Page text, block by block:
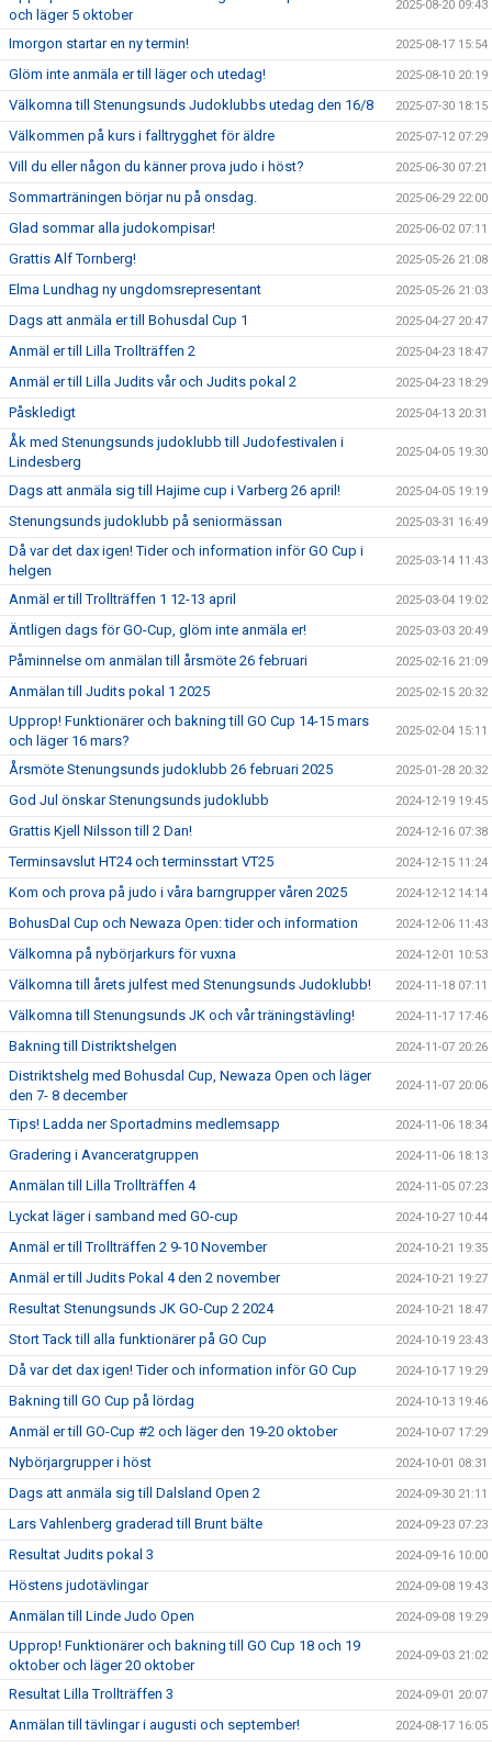
och läger 5 oktober
2025-08-20 09:43
Imorgon startar en ny termin! 2025-08-17 15:54
Glöm inte anmäla er till läger och utedag! 2025-08-10 20:19
Välkomna till Stenungsunds Judoklubbs utedag den 16/8 2025-07-30 18:15
Välkommen på kurs i falltrygghet för äldre 2025-07-12 07:29
Vill du eller någon du känner prova judo i höst? 2025-06-30 07:21
Sommarträningen börjar nu på onsdag. 2025-06-29 22:00
Glad sommar alla judokompisar! 2025-06-02 07:11
Grattis Alf Tornberg! 2025-05-26 21:08
Elma Lundhag ny ungdomsrepresentant 2025-05-26 21:03
Dags att anmäla er till Bohusdal Cup 1 2025-04-27 20:47
Anmäl er till Lilla Trollträffen 2 2025-04-23 18:47
Anmäl er till Lilla Judits vår och Judits pokal 2 2025-04-23 18:29
Påskledigt 2025-04-13 20:31
Åk med Stenungsunds judoklubb till Judofestivalen i
Lindesberg
2025-04-05 19:30
Dags att anmäla sig till Hajime cup i Varberg 26 april! 2025-04-05 19:19
Stenungsunds judoklubb på seniormässan 2025-03-31 16:49
Då var det dax igen! Tider och information inför GO Cup i
helgen
2025-03-14 11:43
Anmäl er till Trollträffen 1 12-13 april 2025-03-04 19:02
Äntligen dags för GO-Cup, glöm inte anmäla er! 2025-03-03 20:49
Påminnelse om anmälan till årsmöte 26 februari 2025-02-16 21:09
Anmälan till Judits pokal 1 2025 2025-02-15 20:32
Upprop! Funktionärer och bakning till GO Cup 14-15 mars
och läger 16 mars?
2025-02-04 15:11
Årsmöte Stenungsunds judoklubb 26 februari 2025 2025-01-28 20:32
God Jul önskar Stenungsunds judoklubb 2024-12-19 19:45
Grattis Kjell Nilsson till 2 Dan! 2024-12-16 07:38
Terminsavslut HT24 och terminsstart VT25 2024-12-15 11:24
Kom och prova på judo i våra barngrupper våren 2025 2024-12-12 14:14
BohusDal Cup och Newaza Open: tider och information 2024-12-06 11:43
Välkomna på nybörjarkurs för vuxna 2024-12-01 10:53
Välkomna till årets julfest med Stenungsunds Judoklubb! 2024-11-18 07:11
Välkomna till Stenungsunds JK och vår träningstävling! 2024-11-17 17:46
Bakning till Distriktshelgen 2024-11-07 20:26
Distriktshelg med Bohusdal Cup, Newaza Open och läger
den 7- 8 december
2024-11-07 20:06
Tips! Ladda ner Sportadmins medlemsapp 2024-11-06 18:34
Gradering i Avanceratgruppen 2024-11-06 18:13
Anmälan till Lilla Trollträffen 4 2024-11-05 07:23
Lyckat läger i samband med GO-cup 2024-10-27 10:44
Anmäl er till Trollträffen 2 9-10 November 2024-10-21 19:35
Anmäl er till Judits Pokal 4 den 2 november 2024-10-21 19:27
Resultat Stenungsunds JK GO-Cup 2 2024 2024-10-21 18:47
Stort Tack till alla funktionärer på GO Cup 2024-10-19 23:43
Då var det dax igen! Tider och information inför GO Cup 2024-10-17 19:29
Bakning till GO Cup på lördag 2024-10-13 19:46
Anmäl er till GO-Cup #2 och läger den 19-20 oktober 2024-10-07 17:29
Nybörjargrupper i höst 2024-10-01 08:31
Dags att anmäla sig till Dalsland Open 2 2024-09-30 21:11
Lars Vahlenberg graderad till Brunt bälte 2024-09-23 07:23
Resultat Judits pokal 3 2024-09-16 10:00
Höstens judotävlingar 2024-09-08 19:43
Anmälan till Linde Judo Open 2024-09-08 19:29
Upprop! Funktionärer och bakning till GO Cup 18 och 19
oktober och läger 20 oktober
2024-09-03 21:02
Resultat Lilla Trollträffen 3 2024-09-01 20:07
Anmälan till tävlingar i augusti och september! 2024-08-17 16:05